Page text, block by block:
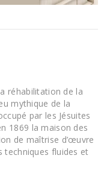
réhabilitation de la
mythique de la
par les Jésuites
1869 la maison des
de maîtrise d’œuvre
techniques fluides et